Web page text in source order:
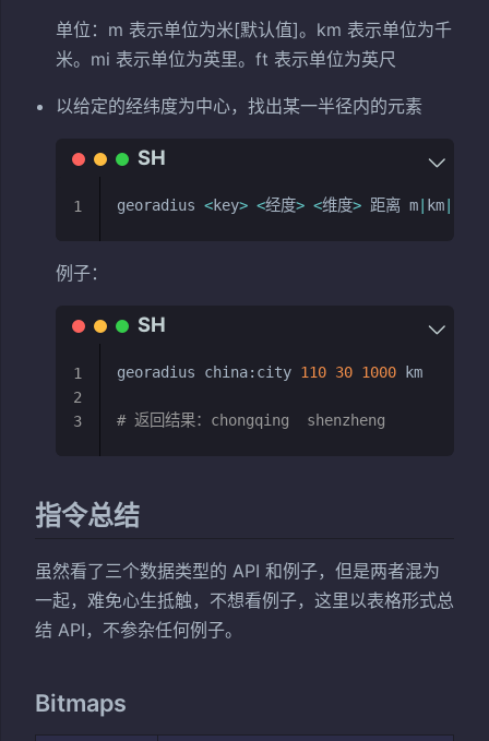
单位：m 表示单位为米[默认值]。km 表示单位为千
米。mi 表示单位为英里。ft 表示单位为英尺
以给定的经纬度为中心，找出某一半径内的元素
georadius <key> <经度> <维度> 距离 m km
1
例子：
georadius china:city 110 30 1000 km
# 返回结果：chongqing  shenzheng
1
2
3
指令总结
虽然看了三个数据类型的 API 和例子，但是两者混为
一起，难免心生抵触，不想看例子，这里以表格形式总
结 API，不参杂任何例子。
Bitmaps